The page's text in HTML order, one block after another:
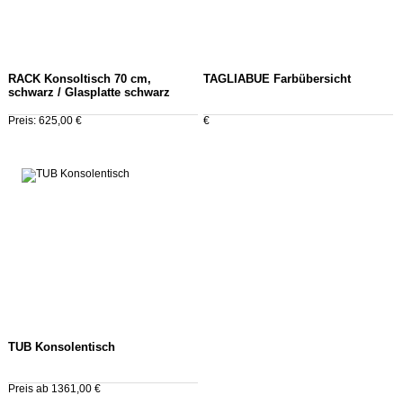
RACK Konsoltisch 70 cm,
schwarz / Glasplatte schwarz
Preis: 625,00 €
TAGLIABUE Farbübersicht
€
TUB Konsolentisch
Preis ab 1361,00 €